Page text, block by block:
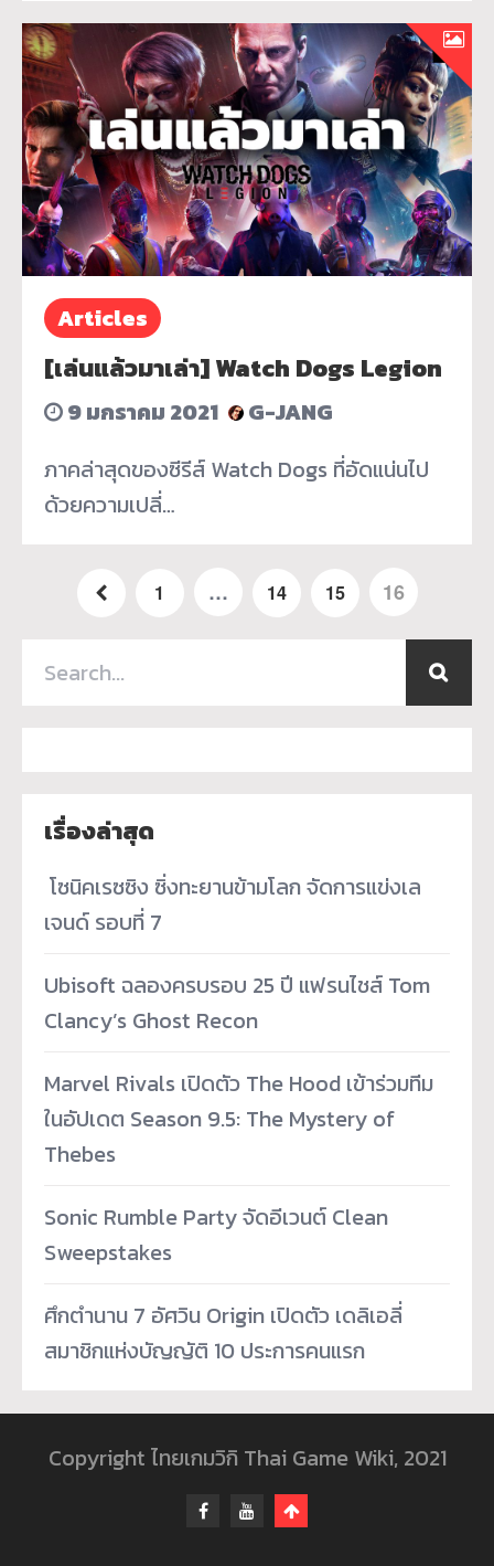
Articles
[เล่นแล้วมาเล่า] Watch Dogs Legion
9 มกราคม 2021
G-JANG
ภาคล่าสุดของซีรีส์ Watch Dogs ที่อัดแน่นไป
ด้วยความเปลี่…
1 … 14 15 16
เรื่องล่าสุด
­ โซนิคเรซซิง ซิ่งทะยานข้ามโลก จัดการแข่งเล
เจนด์ รอบที่ 7
Ubisoft ฉลองครบรอบ 25 ปี แฟรนไชส์ Tom
Clancy’s Ghost Recon
Marvel Rivals เปิดตัว The Hood เข้าร่วมทีม
ในอัปเดต Season 9.5: The Mystery of
Thebes
Sonic Rumble Party จัดอีเวนต์ Clean
Sweepstakes
ศึกตำนาน 7 อัศวิน Origin เปิดตัว เดลิเอลี่
สมาชิกแห่งบัญญัติ 10 ประการคนแรก
Copyright ไทยเกมวิกิ Thai Game Wiki, 2021